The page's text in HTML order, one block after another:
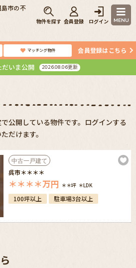
市の不
物件を探す 会員登録 ログイン MENU
マッチング物件 会員登録はこちら
だいま公開 2026.08.06更新
公開している物件です。ログインする
だけます。
中古一戸建て
呉市＊＊＊＊
＊＊＊＊万円 ＊＊坪 ＊LDK
100坪以上 駐車場3台以上